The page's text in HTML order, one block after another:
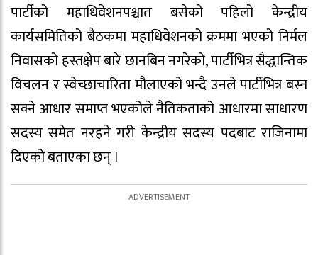
पार्टीको महाधिवेशनपश्चात बसेको पहिलो केन्द्रीय
कार्यसमितिको बैठकमा महाधिवेशनको क्रममा भएको निर्मल
निवासको हस्तक्षेप बारे छानबिन नगरेको, पार्टीभित्र सैद्धान्तिक
विचलन र स्वेच्छाचारिता मौलाएको भन्दै उनले पार्टीभित्र बस्न
सक्ने आधार समाप्त भएकोले नैतिकताको आधारमा साधारण
सदस्य समेत नरहने गरी केन्द्रीय सदस्य पदबाट राजिनामा
दिएको बताएका छन् ।